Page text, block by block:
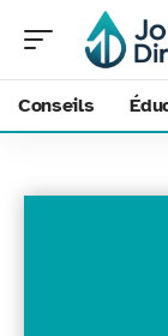
Conseils